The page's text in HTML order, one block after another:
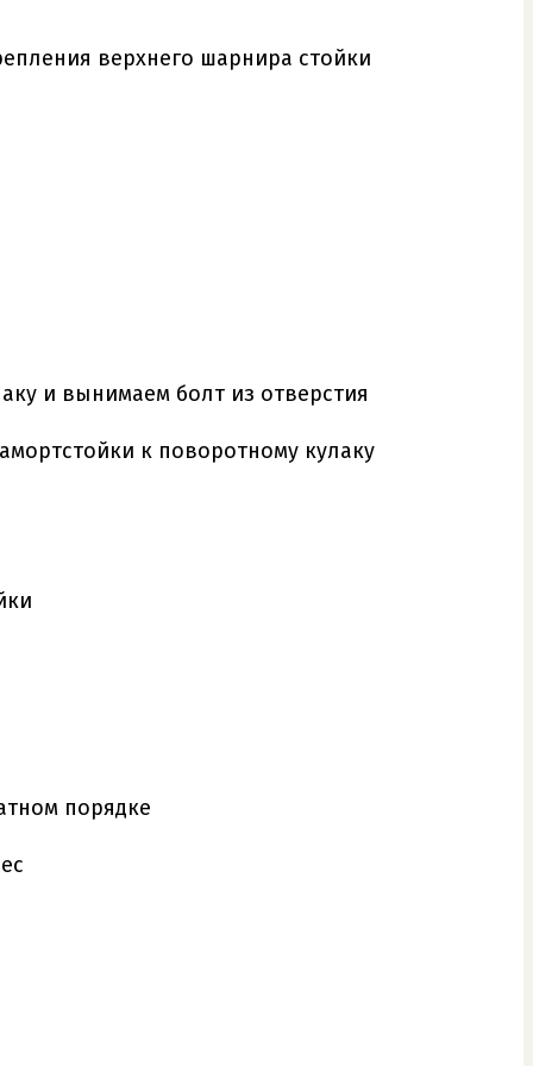
верхнего шарнира стойки
и вынимаем болт из отверстия
к поворотному кулаку
порядке